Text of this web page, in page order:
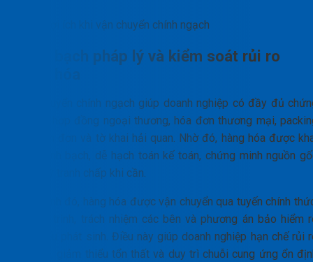
Lợi ích khi vận chuyển chính ngạch
Minh bạch pháp lý và kiểm soát rủi ro
Vận chuyển chính ngạch giúp doanh nghiệp có đầy đủ
từ như hợp đồng ngoại thương, hóa đơn thương mại,
list, vận đơn và tờ khai hải quan. Nhờ đó, hàng hóa được
báo minh bạch, dễ hạch toán kế toán, chứng minh nguồn
và xử lý tranh chấp khi cần.
Bên cạnh đó, hàng hóa được vận chuyển qua tuyến chính
có lịch trình, trách nhiệm các bên và phương án bảo hiểm
ràng nếu phát sinh. Điều này giúp doanh nghiệp hạn chế rủi
pháp lý, giảm thiểu tổn thất và duy trì chuỗi cung ứng ổn